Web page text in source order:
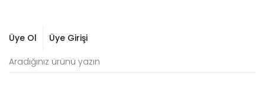
Üye Ol Üye Girişi